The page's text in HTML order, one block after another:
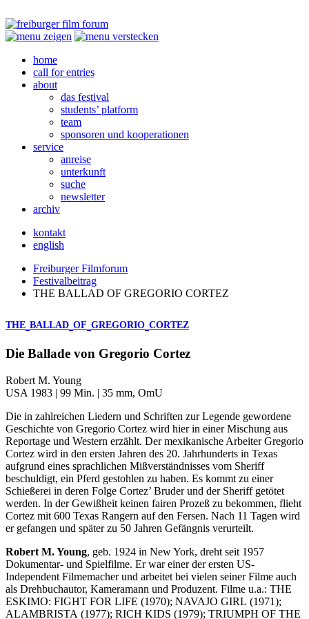
home
call for entries
about
das festival
students’ platform
team
sponsoren und kooperationen
service
anreise
unterkunft
suche
newsletter
archiv
kontakt
english
Freiburger Filmforum
Festivalbeitrag
THE BALLAD OF GREGORIO CORTEZ
THE BALLAD OF GREGORIO CORTEZ
Die Ballade von Gregorio Cortez
Robert M. Young
USA 1983 | 99 Min. | 35 mm, OmU
Die in zahlreichen Liedern und Schriften zur Legende gewordene
Geschichte von Gregorio Cortez wird hier in einer Mischung aus
Reportage und Western erzählt. Der mexikanische Arbeiter Gregorio
Cortez wird in den ersten Jahren des 20. Jahrhunderts in Texas
aufgrund eines sprachlichen Mißverständnisses vom Sheriff
beschuldigt, ein Pferd gestohlen zu haben. Es kommt zu einer
Schießerei in deren Folge Cortez’ Bruder und der Sheriff getötet
werden. In der Gewißheit keinen fairen Prozeß zu bekommen, flieht
Cortez mit 600 Texas Rangern auf den Fersen. Nach 11 Tagen wird
er gefangen und später zu 50 Jahren Gefängnis verurteilt.
Robert M. Young, geb. 1924 in New York, dreht seit 1957
Dokumentar- und Spielfilme. Er war einer der ersten US-
Independent Filmemacher und arbeitet bei vielen seiner Filme auch
als Drehbuchautor, Kameramann und Produzent. Filme u.a.: THE
ESKIMO: FIGHT FOR LIFE (1970); NAVAJO GIRL (1971);
ALAMBRISTA (1977); RICH KIDS (1979); TRIUMPH OF THE